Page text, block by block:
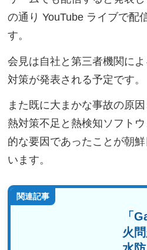
の通り YouTube ライブで配
す。
会見は自社と第三者機関に
対策が発表される予定です。
また既に大まかな事故の原
熱対策不足と熱検知ソフト
的な要因であったことが朝
います。
関連記事
「
火